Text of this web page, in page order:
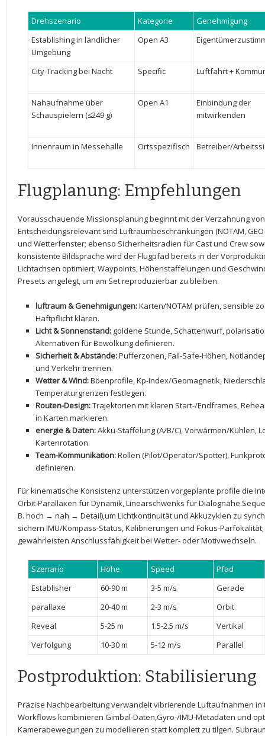
Drehszenario Kategorie
Genehmigung
Establishing in ‌ländlicher
Umgebung
Open A3
City-Tracking bei Nacht Specific Luftfahrt +
Nahaufnahme über
Schauspielern (≤249 g)
Open A1
Einbindung der
mitwirkenden
Innenraum in Messehalle Ortsspezifisch Betreiber/
Flugplanung: Empfehlungen
Vorausschauende Missionsplanung beginnt ​mit ‍der Verzahnung
Entscheidungsrelevant sind Luftraumbeschränkungen (NOTAM,
und Wetterfenster; ebenso‌ Sicherheitsradien für Cast und Crew
konsistente Bildsprache wird der Flugpfad​ bereits ⁢in der
Lichtachsen optimiert; Waypoints, Höhenstaffelungen und
Presets‍ angelegt, um am Set reproduzierbar zu⁣ bleiben.
luftraum & Genehmigungen:Karten/NOTAM prüfen, sensible
Haftpflicht klären.
Licht & Sonnenstand: goldene Stunde, ​Schattenwurf,
Alternativen ‍für Bewölkung ⁤definieren.
Sicherheit‌ & Abstände:​Pufferzonen,​ Fail-Safe-Höhen,
und Verkehr ⁢trennen.
Wetter ‌& Wind:Böenprofile, ‌Kp-Index/Geomagnetik,‍
Temperaturgrenzen festlegen.
Routen-Design:Trajektorien mit⁤ klaren Start-/Endframes,
in Karten markieren.
energie & Daten:Akku-Staffelung (A/B/C), Vorwärmen/Kühlen,
Kartenrotation.
Team-Kommunikation:Rollen (Pilot/Operator/Spotter),
⁤definieren.
Für kinematische Konsistenz unterstützen ⁣vorgeplante profile ⁣die​
Orbit-Parallaxen für Dynamik, ​Linearschwenks für
B. ⁣hoch → nah → ⁢Detail),um Lichtkontinuität und Akkuzyklen zu
sichern IMU/Kompass-Status, Kalibrierungen und⁣ Fokus-
gewährleisten Anschlussfähigkeit‍ bei Wetter- oder Motivwechseln.
Szenario Höhe Speed
Pfad
Establisher
60-90 ⁢m 3-5 m/s
Gerade
parallaxe
20-40 m 2-3 m/s
Orbit
Reveal
5-25 m 1.5-2.5 m/s
Vertikal
Verfolgung
10-30 ⁤m 5-12 m/s Parallel
Postproduktion: Stabilisierung
Präzise Nachbearbeitung verwandelt vibrierende Luftaufnahmen in
Workflows kombinieren⁤ Gimbal-Daten,Gyro-/IMU-Metadaten und
Kamerabewegungen zu modellieren statt komplett zu tilgen.